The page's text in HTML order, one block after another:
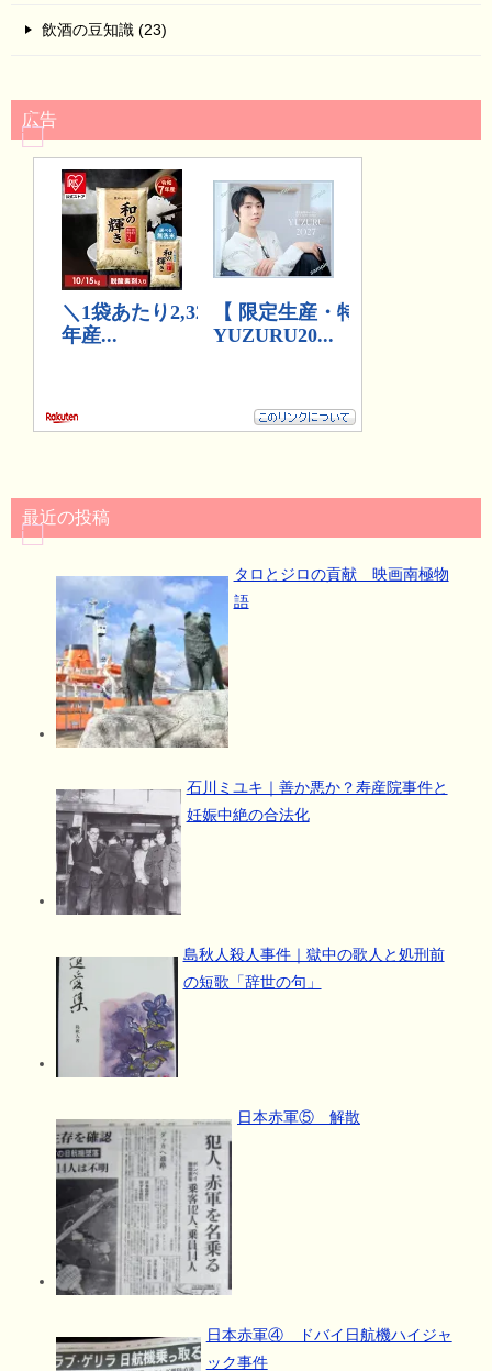
飲酒の豆知識 (23)
広告
最近の投稿
タロとジロの貢献 映画南極物
語
石川ミユキ｜善か悪か？寿産院事件と
妊娠中絶の合法化
島秋人殺人事件｜獄中の歌人と処刑前
の短歌「辞世の句」
日本赤軍⑤ 解散
日本赤軍④ ドバイ日航機ハイジャ
ック事件